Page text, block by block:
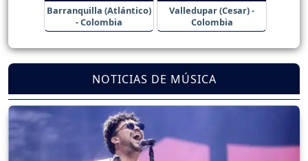
Barranquilla (Atlántico)
- Colombia
Valledupar (Cesar) -
Colombia
NOTICIAS DE MÚSICA